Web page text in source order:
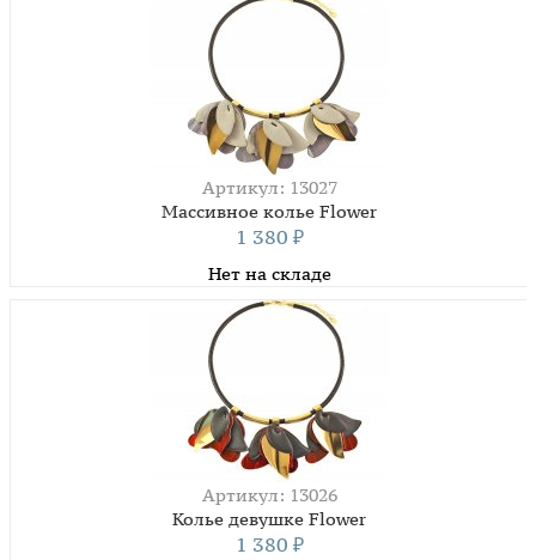
Артикул: 13027
Массивное колье Flower
1 380 ₽
Нет на складе
Артикул: 13026
Колье девушке Flower
1 380 ₽